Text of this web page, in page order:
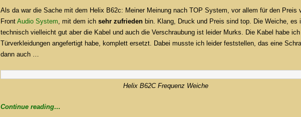
Als da war die Sache mit dem Helix B62c: Meiner Meinung nach TOP System, vor allem für den Preis
Front Audio System , mit dem ich sehr zufrieden bin. Klang, Druck und Preis sind top. Die Weiche,
technisch vielleicht gut aber die Kabel und auch die Verschraubung ist leider Murks. Die Kabel habe
Türverkleidungen angefertigt habe, komplett ersetzt. Dabei musste ich leider feststellen, das eine
dann auch …
Helix B62C Frequenz Weiche
Continue reading…